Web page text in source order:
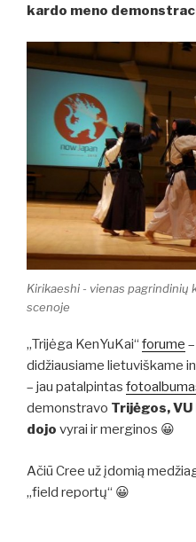
kardo meno
Kirikaeshi - vienas
scenoje
„Trijėga KenYuKai“ forume
didžiausiame lietuviškame
– jau patalpintas
demonstravo Trijėgos,
dojo vyrai ir merginos 😀
Ačiū Cree už įdomią
„field reportų“ 😀